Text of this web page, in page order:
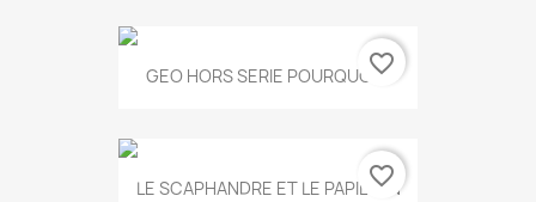
GEO HORS SERIE POURQUOI...
favorite_border
LE SCAPHANDRE ET LE PAPILLON
favorite_border